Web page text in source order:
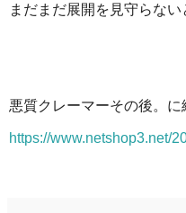
まだまだ展開を見守らない
悪質クレーマーその後。に
https://www.netshop3.net/